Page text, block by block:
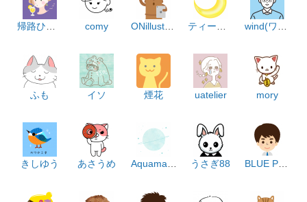
comy ONillustration
ふも イソ 煙花 uatelier mory
きしゆう あさうめ うさぎ88 BLUE PURPLE